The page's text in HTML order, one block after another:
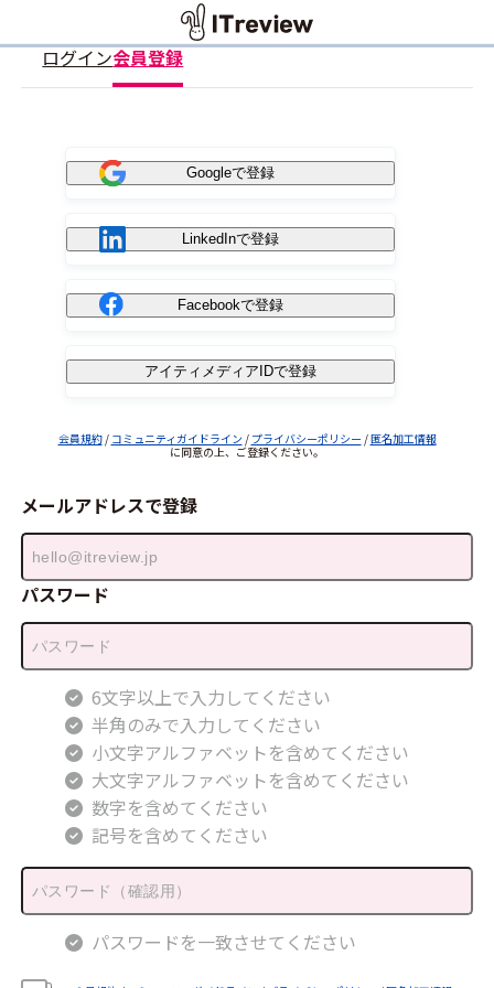
ログイン会員登録
Googleで登録
LinkedInで登録
Facebookで登録
アイティメディアIDで登録
会員規約/ コミュニティガイドライン / プライバシーポリシー /匿名加工情報
に同意の上、ご登録ください。
メールアドレスで登録
パスワード
6文字以上で入力してください
半角のみで入力してください
小文字アルファベットを含めてください
大文字アルファベットを含めてください
数字を含めてください
記号を含めてください
パスワードを一致させてください